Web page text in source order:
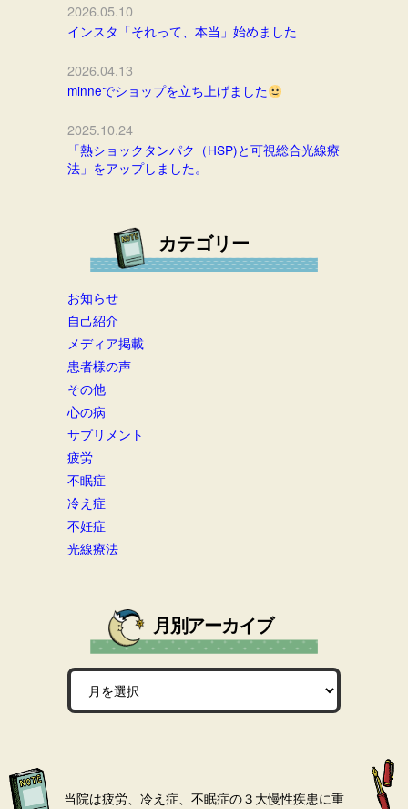
2026.05.10
インスタ「それって、本当」始めました
2026.04.13
minneでショップを立ち上げました
2025.10.24
「熱ショックタンパク（HSP)と可視総合光線療
法」をアップしました。
カテゴリー
お知らせ
自己紹介
メディア掲載
患者様の声
その他
心の病
サプリメント
疲労
不眠症
冷え症
不妊症
光線療法
月別アーカイブ
当院は疲労、冷え症、不眠症の３大慢性疾患に重